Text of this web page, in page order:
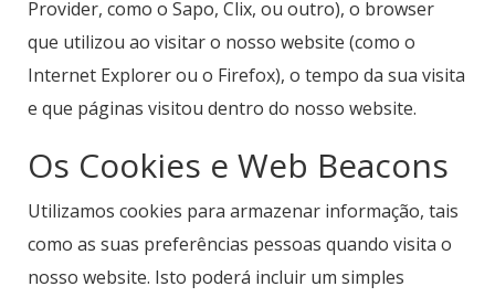
Provider, como o Sapo, Clix, ou outro), o browser
que utilizou ao visitar o nosso website (como o
Internet Explorer ou o Firefox), o tempo da sua visita
e que páginas visitou dentro do nosso website.
Os Cookies e Web Beacons
Utilizamos cookies para armazenar informação, tais
como as suas preferências pessoas quando visita o
nosso website. Isto poderá incluir um simples